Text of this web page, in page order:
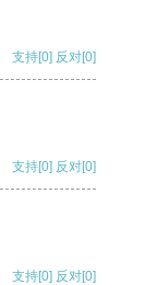
支持[0] 反对[0]
支持[0] 反对[0]
支持[0] 反对[0]